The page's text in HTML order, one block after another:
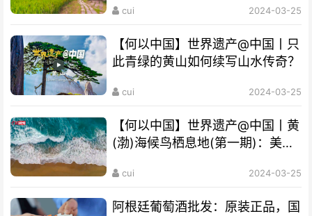
cui 2024-03-25
【何以中国】世界遗产@中国丨只
此青绿的黄山如何续写山水传奇？
cui 2024-03-25
【何以中国】世界遗产@中国丨黄
(渤)海候鸟栖息地(第一期)：美丽
cui 2024-03-25
阿根廷葡萄酒批发：原装正品，国